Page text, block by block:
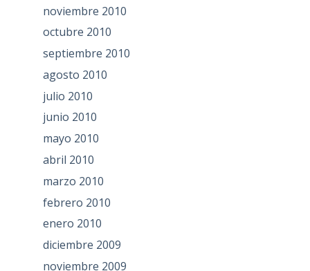
noviembre 2010
octubre 2010
septiembre 2010
agosto 2010
julio 2010
junio 2010
mayo 2010
abril 2010
marzo 2010
febrero 2010
enero 2010
diciembre 2009
noviembre 2009